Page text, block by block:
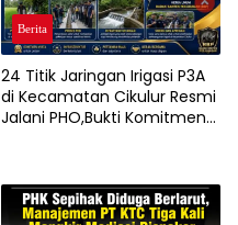
Berita
24 Titik Jaringan Irigasi P3A
di Kecamatan Cikulur Resmi
Jalani PHO,Bukti Komitmen